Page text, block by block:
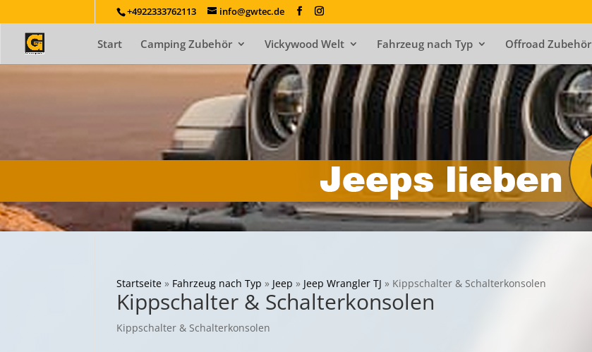
+4922333762113 info@gwtec.de
Start Camping Zubehör Vickywood Welt Fahrzeug nach Typ Offroad Zubehör
Startseite » Fahrzeug nach Typ » Jeep » Jeep Wrangler TJ » Kippschalter & Schalterkonsolen
Kippschalter & Schalterkonsolen
Kippschalter & Schalterkonsolen